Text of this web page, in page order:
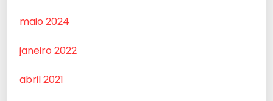
maio 2024
janeiro 2022
abril 2021